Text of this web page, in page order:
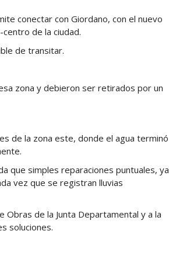
conectar con Giordano, con el nuevo
de la ciudad.
de transitar.
zona y debieron ser retirados por un
de la zona este, donde el agua terminó
que simples reparaciones puntuales, ya
vez que se registran lluvias
de la Junta Departamental y a la
soluciones.